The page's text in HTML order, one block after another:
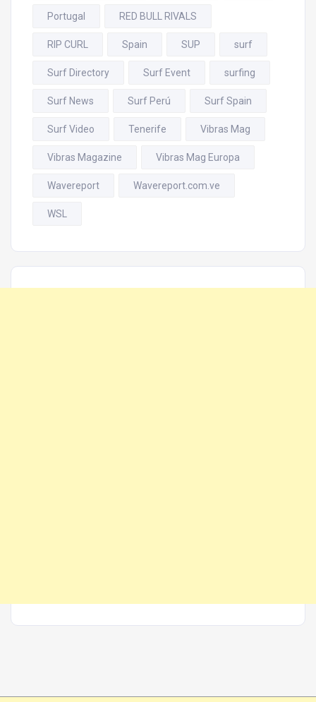
Portugal RED BULL RIVALS
RIP CURL Spain SUP surf
Surf Directory Surf Event surfing
Surf News Surf Perú Surf Spain
Surf Video Tenerife Vibras Mag
Vibras Magazine Vibras Mag Europa
Wavereport Wavereport.com.ve
WSL